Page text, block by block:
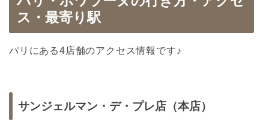
ス・最寄り駅
パリにある4店舗のアクセス情報です♪
サンジェルマン・デ・プレ店（本店）